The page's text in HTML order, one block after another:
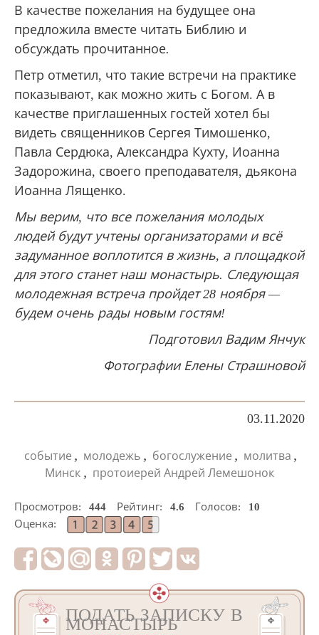
В качестве пожелания на будущее она
предложила вместе читать Библию и
обсуждать прочитанное.
Петр отметил, что такие встречи на практике
показывают, как можно жить с Богом. А в
качестве приглашенных гостей хотел бы
видеть священников Сергея Тимошенко,
Павла Сердюка, Александра Кухту, Иоанна
Задорожина, своего преподавателя, дьякона
Иоанна Лященко.
Мы верим, что все пожелания молодых
людей будут учтены организаторами и всё
задуманное воплотится в жизнь, а площадкой
для этого станет наш монастырь. Следующая
молодежная встреча пройдет 28 ноября —
будем очень рады новым гостям!
Подготовил Вадим Янчук
Фотографии Елены Страшновой
03.11.2020
событие , молодежь , богослужение , молитва ,
Минск , протоиерей Андрей Лемешонок
Просмотров: 444 Рейтинг: 4.6 Голосов:
10
Оценка:
ПОДАТЬ ЗАПИСКУ В
МОНАСТЫРЬ